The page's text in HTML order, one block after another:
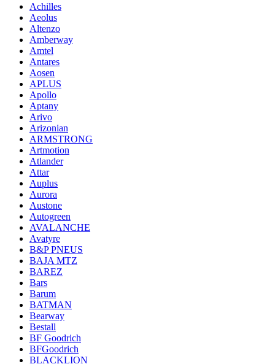
Achilles
Aeolus
Altenzo
Amberway
Amtel
Antares
Aosen
APLUS
Apollo
Aptany
Arivo
Arizonian
ARMSTRONG
Artmotion
Atlander
Attar
Auplus
Aurora
Austone
Autogreen
AVALANCHE
Avatyre
B&P PNEUS
BAJA MTZ
BAREZ
Bars
Barum
BATMAN
Bearway
Bestall
BF Goodrich
BFGoodrich
BLACKLION